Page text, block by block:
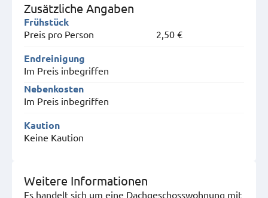
Zusätzliche Angaben
Frühstück
Preis pro Person 2,50 €
Endreinigung
Im Preis inbegriffen
Nebenkosten
Im Preis inbegriffen
Kaution
Keine Kaution
Weitere Informationen
Es handelt sich um eine Dachgeschosswohnung mit